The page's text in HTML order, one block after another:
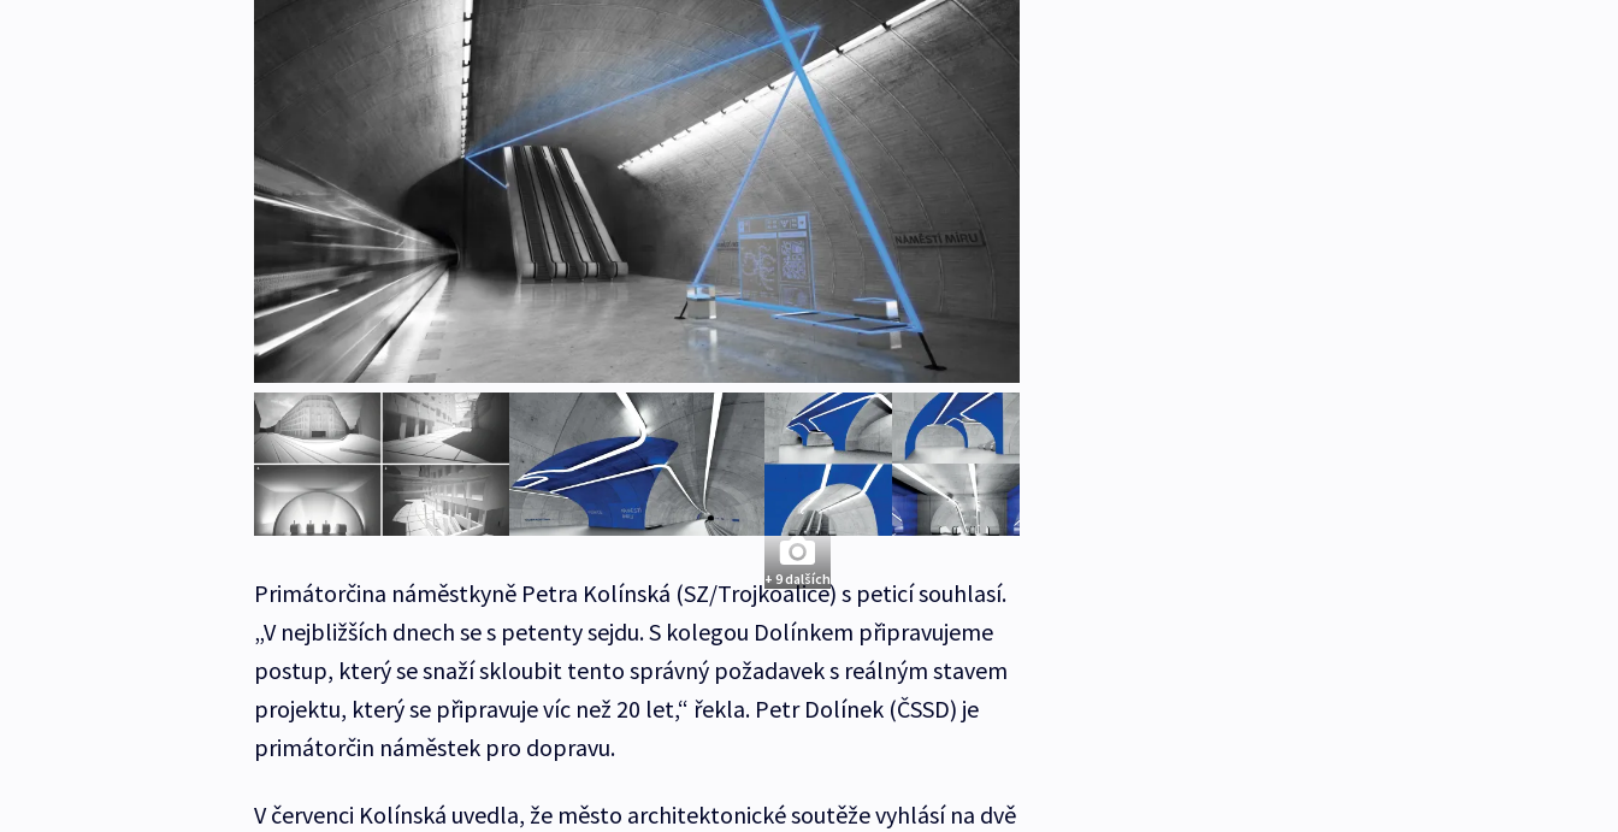
+ 9 dalších
Primátorčina náměstkyně Petra Kolínská (SZ/Trojkoalice) s peticí souhlasí.
„V nejbližších dnech se s petenty sejdu. S kolegou Dolínkem připravujeme
postup, který se snaží skloubit tento správný požadavek s reálným stavem
projektu, který se připravuje víc než 20 let,“ řekla. Petr Dolínek (ČSSD) je
primátorčin náměstek pro dopravu.
V červenci Kolínská uvedla, že město architektonické soutěže vyhlásí na dvě